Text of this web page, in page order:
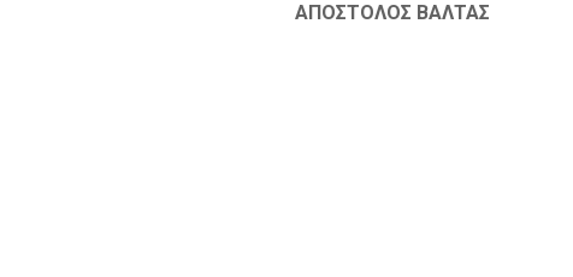
ΑΠΟΣΤΟΛΟΣ ΒΑΛΤΑΣ